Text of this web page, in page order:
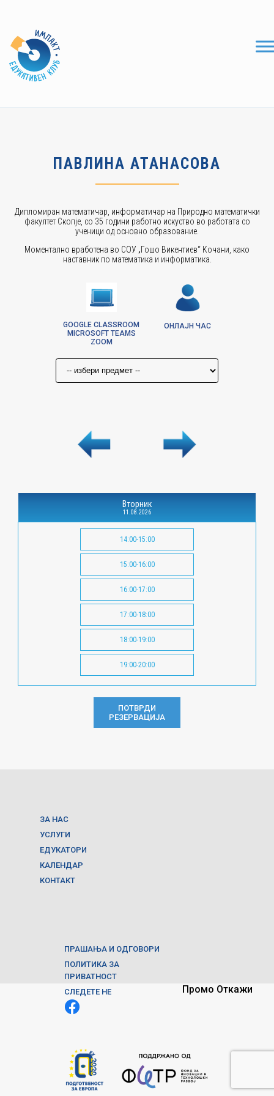
ПАВЛИНА АТАНАСОВА
Дипломиран математичар, информатичар на Природно математички
факултет Скопје, со 35 години работно искуство во работата со
ученици од основно образование.
Моментално вработена во СОУ „Гошо Викентиев“ Кочани, како
наставник по математика и информатика.
GOOGLE CLASSROOM
MICROSOFT TEAMS
ZOOM
ОНЛАЈН ЧАС
Вторник
11.08.2026
14:00-15:00
15:00-16:00
16:00-17:00
17:00-18:00
18:00-19:00
19:00-20:00
ПОТВРДИ
РЕЗЕРВАЦИЈА
ЗА НАС
УСЛУГИ
ЕДУКАТОРИ
КАЛЕНДАР
КОНТАКТ
ПРАШАЊА И ОДГОВОРИ
ПОЛИТИКА ЗА
ПРИВАТНОСТ
СЛЕДЕТЕ НЕ
Промо Откажи